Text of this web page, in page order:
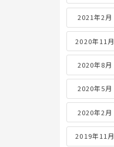
2021年2月
2020年11月
2020年8月
2020年5月
2020年2月
2019年11月